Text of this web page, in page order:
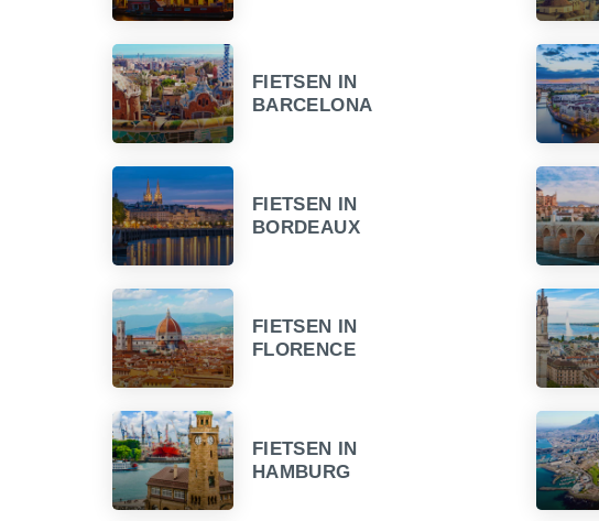
FIETSEN IN
BARCELONA
FIETSEN IN
BORDEAUX
FIETSEN IN
FLORENCE
FIETSEN IN
HAMBURG